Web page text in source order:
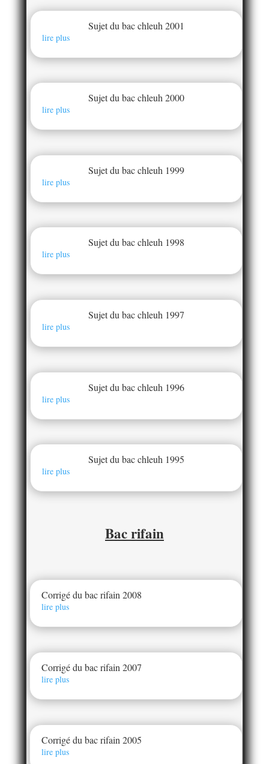
Sujet du bac chleuh 2001
lire plus
Sujet du bac chleuh 2000
lire plus
Sujet du bac chleuh 1999
lire plus
Sujet du bac chleuh 1998
lire plus
Sujet du bac chleuh 1997
lire plus
Sujet du bac chleuh 1996
lire plus
Sujet du bac chleuh 1995
lire plus
Bac rifain
Corrigé du bac rifain 2008
lire plus
Corrigé du bac rifain 2007
lire plus
Corrigé du bac rifain 2005
lire plus